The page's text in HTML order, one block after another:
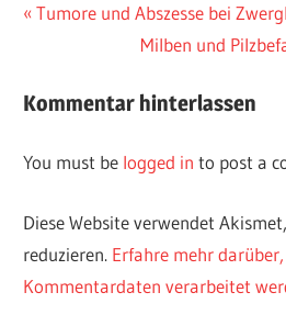
navigation
Vorheriger
Tumore und Abszesse bei
Nächster
Milben und
Kommentar hinterlassen
You must be logged in to post a
Diese Website verwendet
reduzieren. Erfahre mehr
Kommentardaten verarbeitet